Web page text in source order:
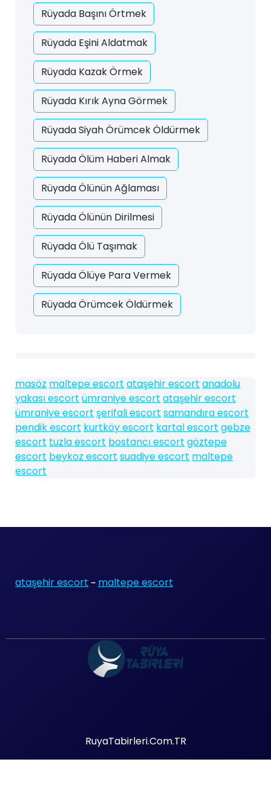
Rüyada Başını Örtmek
Rüyada Eşini Aldatmak
Rüyada Kazak Örmek
Rüyada Kırık Ayna Görmek
Rüyada Siyah Örümcek Öldürmek
Rüyada Ölüm Haberi Almak
Rüyada Ölünün Ağlaması
Rüyada Ölünün Dirilmesi
Rüyada Ölü Taşımak
Rüyada Ölüye Para Vermek
Rüyada Örümcek Öldürmek
masöz maltepe escort ataşehir escort anadolu
yakası escort ümraniye escort ataşehir escort
ümraniye escort şerifali escort samandıra escort
pendik escort kurtköy escort kartal escort gebze
escort tuzla escort bostancı escort göztepe
escort beykoz escort suadiye escort maltepe
escort
ataşehir escort ~ maltepe escort
RuyaTabirleri.Com.TR